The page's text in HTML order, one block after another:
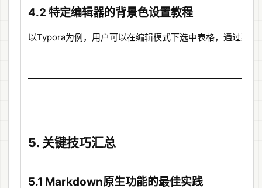
4.2 特定编辑器的背景色设置教程
以Typora为例，用户可以在编辑模式下选中表格，通过菜
5. 关键技巧汇总
5.1 Markdown原生功能的最佳实践